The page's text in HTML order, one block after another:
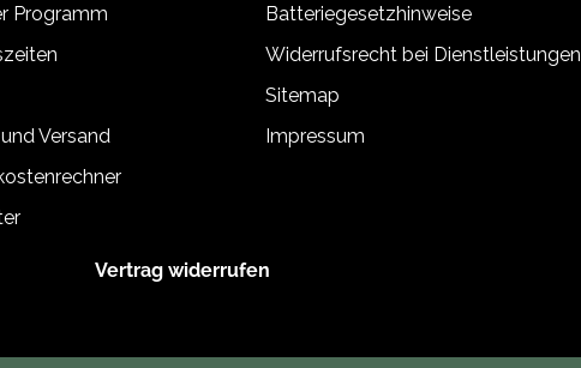
Programm
Versand
Batteriegesetzhinweise
Widerrufsrecht bei Dienstleistungen
Sitemap
Impressum
Vertrag widerrufen